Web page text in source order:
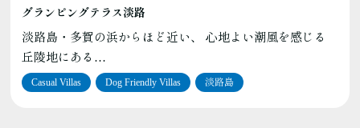
グランピングテラス淡路
淡路島・多賀の浜からほど近い、 心地よい潮風を感じる
丘陵地にある…
Casual Villas Dog Friendly Villas 淡路島